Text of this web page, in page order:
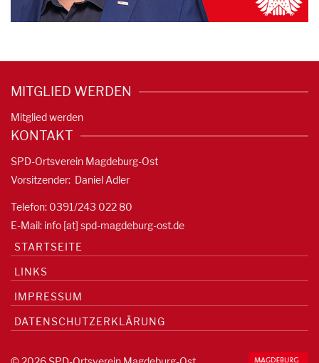
MITGLIED WERDEN
Mitglied werden
KONTAKT
SPD-Ortsverein Magdeburg-Ost
Vorsitzender: Daniel Adler
Telefon: 0391/243 022 80
E-Mail: info [at] spd-magdeburg-ost.de
STARTSEITE
LINKS
IMPRESSUM
DATENSCHUTZERKLÄRUNG